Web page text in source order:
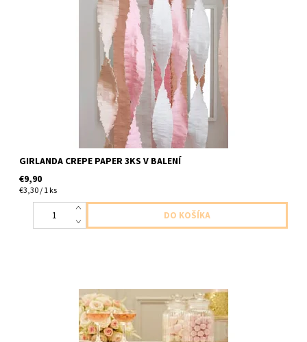
Papierové girlandy 3ks v baleni ( je možné girlandy rozdelit a
docieliť tak väčší počet farba biela ruzova marhulková velkost
GIRLANDA CREPE PAPER 3KS V BALENÍ
€9,90
€3,30 / 1 ks
papierova girlanda strapcova zlata a ruzova 2ks strapcov v
baleni dlha 2,5m